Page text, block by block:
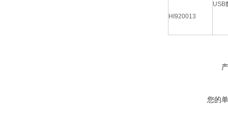
HI920013
USB
您的